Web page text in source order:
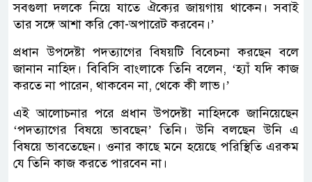
সবগুলা দলকে নিয়ে যাতে ঐক্যের জায়গায় থাকেন। সবাই
তার সঙ্গে আশা করি কো-অপারেট করবেন।’
প্রধান উপদেষ্টা পদত্যাগের বিষয়টি বিবেচনা করছেন বলে
জানান নাহিদ। বিবিসি বাংলাকে তিনি বলেন, ‘হ্যাঁ যদি কাজ
করতে না পারেন, থাকবেন না, থেকে কী লাভ।’
এই আলোচনার পরে প্রধান উপদেষ্টা নাহিদকে জানিয়েছেন
‘পদত্যাগের বিষয়ে ভাবছেন’ তিনি। উনি বলছেন উনি এ
বিষয়ে ভাবতেছেন। ওনার কাছে মনে হয়েছে পরিস্থিতি এরকম
যে তিনি কাজ করতে পারবেন না।